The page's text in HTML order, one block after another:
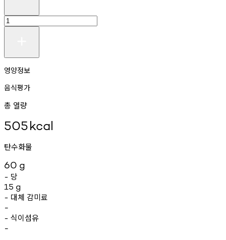
영양정보
음식평가
총 열량
505kcal
탄수화물
60 g
- 당
15 g
- 대체 감미료
-
- 식이섬유
-